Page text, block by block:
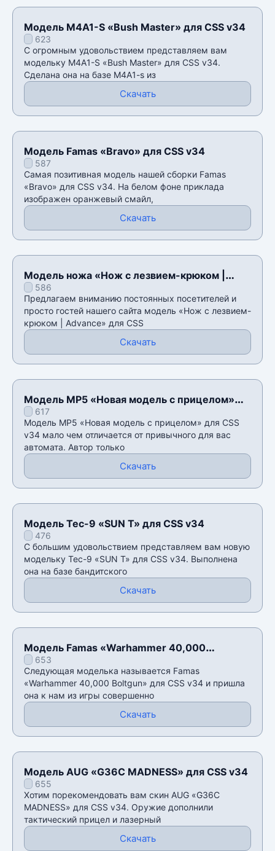
Модель M4A1-S «Bush Master» для CSS v34
623
С огромным удовольствием представляем вам
модельку M4A1-S «Bush Master» для CSS v34.
Сделана она на базе M4A1-s из
Скачать
Модель Famas «Bravo» для CSS v34
587
Самая позитивная модель нашей сборки Famas
«Bravo» для CSS v34. На белом фоне приклада
изображен оранжевый смайл,
Скачать
Модель ножа «Нож с лезвием-крюком |
Advance» для CSS v34
586
Предлагаем вниманию постоянных посетителей и
просто гостей нашего сайта модель «Нож с лезвием-
крюком | Advance» для CSS
Скачать
Модель MP5 «Новая модель с прицелом»
для CSS v34
617
Модель MP5 «Новая модель с прицелом» для CSS
v34 мало чем отличается от привычного для вас
автомата. Автор только
Скачать
Модель Tec-9 «SUN T» для CSS v34
476
С большим удовольствием представляем вам новую
модельку Tec-9 «SUN T» для CSS v34. Выполнена
она на базе бандитского
Скачать
Модель Famas «Warhammer 40,000
Boltgun» для CSS v34
653
Следующая моделька называется Famas
«Warhammer 40,000 Boltgun» для CSS v34 и пришла
она к нам из игры совершенно
Скачать
Модель AUG «G36C MADNESS» для CSS v34
655
Хотим порекомендовать вам скин AUG «G36C
MADNESS» для CSS v34. Оружие дополнили
тактический прицел и лазерный
Скачать